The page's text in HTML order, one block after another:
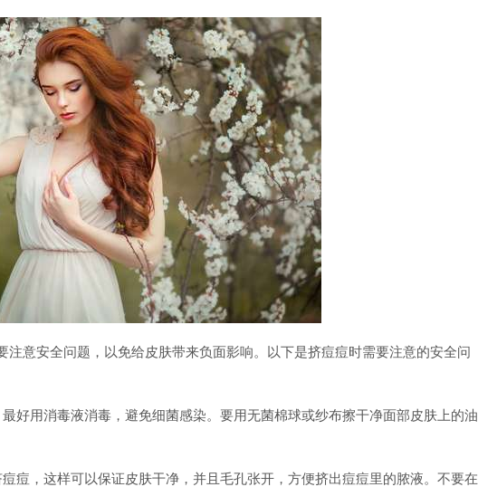
注意安全问题，以免给皮肤带来负面影响。以下是挤痘痘时需要注意的安全问
好用消毒液消毒，避免细菌感染。要用无菌棉球或纱布擦干净面部皮肤上的油
痘，这样可以保证皮肤干净，并且毛孔张开，方便挤出痘痘里的脓液。不要在